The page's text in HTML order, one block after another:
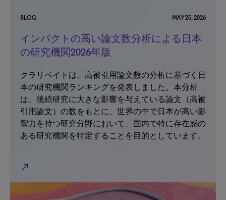
BLOG MAY 25, 2026
インパクトの高い論文数分析による日本
の研究機関2026年版
クラリベイトは、高被引用論文数の分析に基づく日
本の研究機関ランキングを発表しました。本分析
は、後続研究に大きな影響を与えている論文（高被
引用論文）の数をもとに、世界の中で日本が高い影
響力を持つ研究分野において、国内で特に存在感の
ある研究機関を特定することを目的としています。
north_east